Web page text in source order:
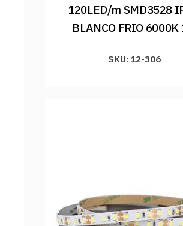
120LED/m SMD3528
BLANCO FRIO 6000K
SKU: 12-306